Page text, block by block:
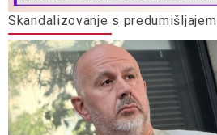
Skandalizovanje s predumišljajem